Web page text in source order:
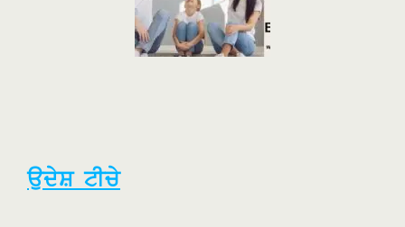
ਉਦੇਸ਼ ਟੀਚੇ